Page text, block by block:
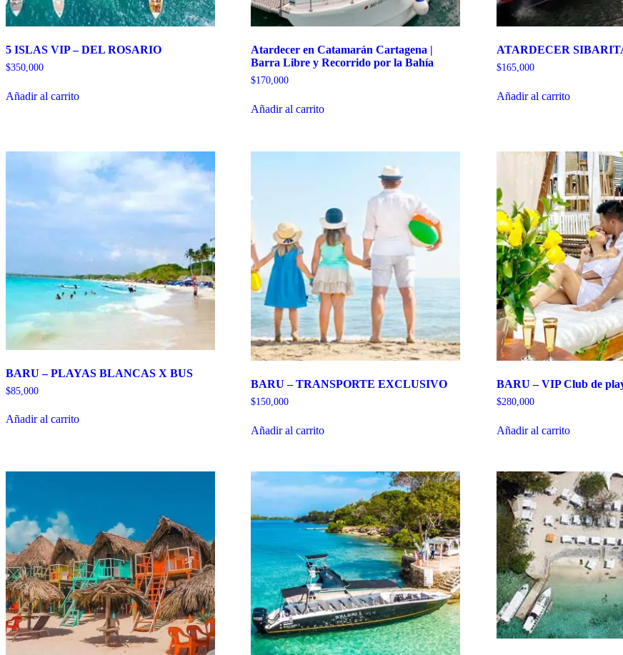
5 ISLAS VIP – DEL ROSARIO
$350,000
Añadir al carrito
Atardecer en Catamarán Cartagena |
Barra Libre y Recorrido por la Bahía
$170,000
Añadir al carrito
ATARDECER
$165,000
Añadir al carrito
BARU – PLAYAS BLANCAS X BUS
$85,000
Añadir al carrito
BARU – TRANSPORTE EXCLUSIVO
$150,000
Añadir al carrito
BARU – VIP Club de
$280,000
Añadir al carrito